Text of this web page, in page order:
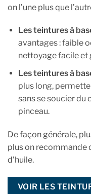
on l’une plus que
Les teintures à
avantages : faible
nettoyage facile et
Les teintures à
plus long,
sans se soucier du
pinceau.
De façon générale,
plus on recommande
d’huile.
VOIR LES